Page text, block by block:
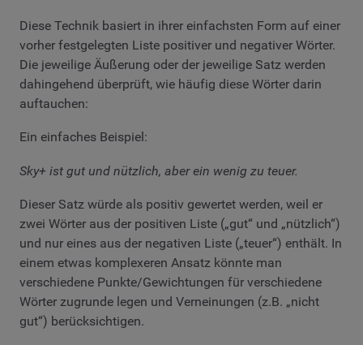
Diese Technik basiert in ihrer einfachsten Form auf einer
vorher festgelegten Liste positiver und negativer Wörter.
Die jeweilige Äußerung oder der jeweilige Satz werden
dahingehend überprüft, wie häufig diese Wörter darin
auftauchen:
Ein einfaches Beispiel:
Sky+ ist gut und nützlich, aber ein wenig zu teuer.
Dieser Satz würde als positiv gewertet werden, weil er
zwei Wörter aus der positiven Liste („gut“ und „nützlich“)
und nur eines aus der negativen Liste („teuer“) enthält. In
einem etwas komplexeren Ansatz könnte man
verschiedene Punkte/Gewichtungen für verschiedene
Wörter zugrunde legen und Verneinungen (z.B. „nicht
gut“) berücksichtigen.